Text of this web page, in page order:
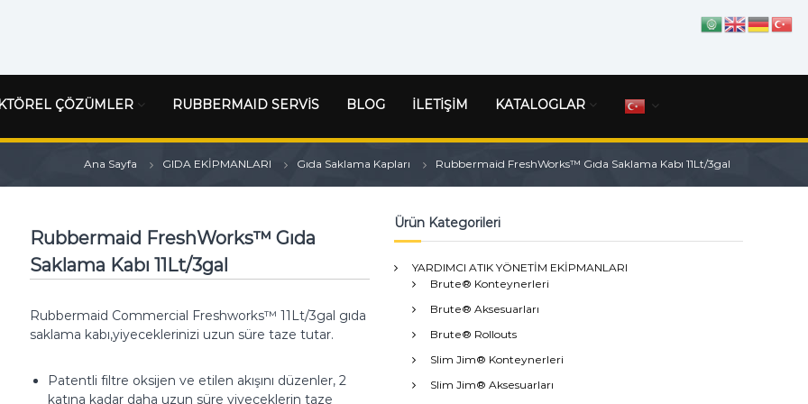
ÇÖZÜMLER RUBBERMAID SERVİS BLOG İLETİŞİM KATALOGLAR
Ana Sayfa GIDA EKİPMANLARI Gıda Saklama Kapları Rubbermaid FreshWorks™ Gıda Saklama Kabı 11Lt/3gal
Rubbermaid FreshWorks™ Gıda
Saklama Kabı 11Lt/3gal
Rubbermaid Commercial Freshworks™ 11Lt/3gal gıda
saklama kabı,yiyeceklerinizi uzun süre taze tutar.
Patentli filtre oksijen ve etilen akışını düzenler, 2
katına kadar daha uzun süre yiyeceklerin taze
Ürün Kategorileri
YARDIMCI ATIK YÖNETİM EKİPMANLARI
Brute® Konteynerleri
Brute® Aksesuarları
Brute® Rollouts
Slim Jim® Konteynerleri
Slim Jim® Aksesuarları